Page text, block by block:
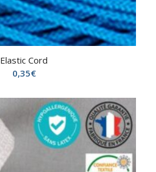
Elastic Cord
0,35€